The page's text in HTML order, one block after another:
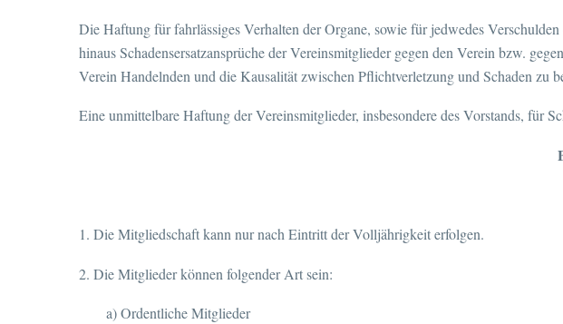
Die Haftung für fahrlässiges Verhalten der Organe, sowie für jedwedes
hinaus Schadensersatzansprüche der Vereinsmitglieder gegen den Verein bzw.
Verein Handelnden und die Kausalität zwischen Pflichtverletzung und Schaden zu
Eine unmittelbare Haftung der Vereinsmitglieder, insbesondere des Vorstands, für
1. Die Mitgliedschaft kann nur nach Eintritt der Volljährigkeit erfolgen.
2. Die Mitglieder können folgender Art sein:
a) Ordentliche Mitglieder